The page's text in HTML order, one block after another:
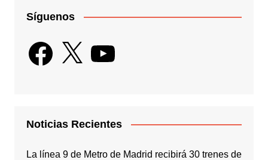
Síguenos
Facebook
X YouTube
Noticias Recientes
La línea 9 de Metro de Madrid recibirá 30 trenes de